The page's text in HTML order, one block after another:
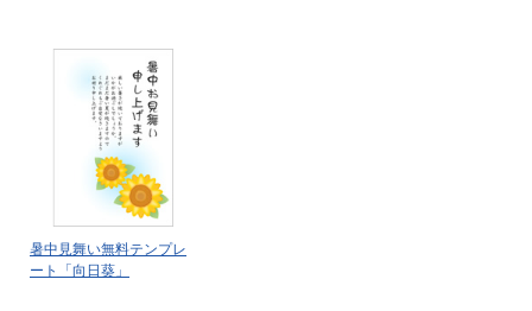
暑中見舞い無料テンプレ
ート「向日葵」